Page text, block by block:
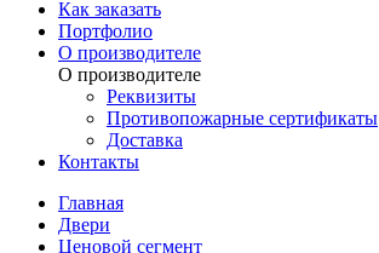
Как заказать
Портфолио
О производителе
О производителе
Реквизиты
Противопожарные сертификаты
Доставка
Контакты
Главная
Двери
Ценовой сегмент